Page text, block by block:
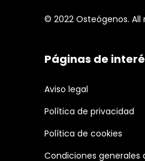
© 2022 Osteógenos. All
Páginas de
Aviso legal
Política de privacidad
Política de cookies
Condiciones generales